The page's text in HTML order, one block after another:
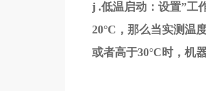
j .低温启动：设置”工
20°C，那么当实测温
或者高于30°C时，机